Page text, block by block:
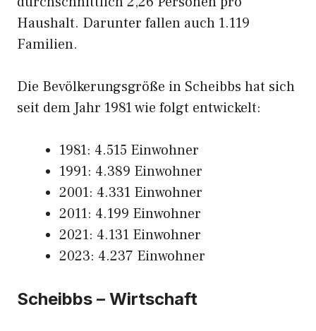
Haushalt. Darunter fallen auch 1.119
Familien.
Die Bevölkerungsgröße in Scheibbs hat sich
seit dem Jahr 1981 wie folgt entwickelt:
1981: 4.515 Einwohner
1991: 4.389 Einwohner
2001: 4.331 Einwohner
2011: 4.199 Einwohner
2021: 4.131 Einwohner
2023: 4.237 Einwohner
Scheibbs – Wirtschaft